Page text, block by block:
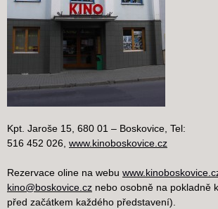
Kpt. Jaroše 15, 680 01 – Boskovice, Tel:
516 452 026, www.kinoboskovice.cz
Rezervace oline na webu
kino@boskovice.cz nebo osobně na pokladně
před začátkem každého představení).